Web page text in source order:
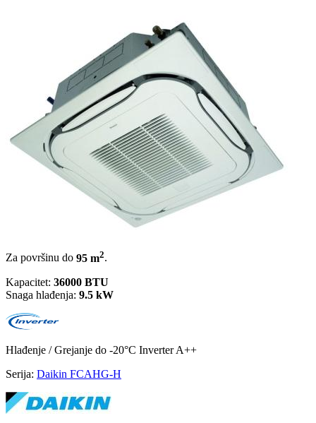
Za površinu do 95 m2.
Kapacitet: 36000 BTU
Snaga hlađenja: 9.5 kW
Hlađenje / Grejanje do -20°C Inverter A++
Serija: Daikin FCAHG-H